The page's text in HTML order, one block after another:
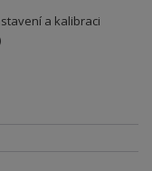
a kalibraci